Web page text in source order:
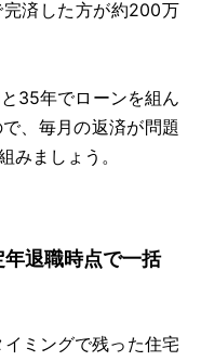
済した方が約200万
35年でローンを組ん
、毎月の返済が問題
みましょう。
退職時点で一括
ミングで残った住宅